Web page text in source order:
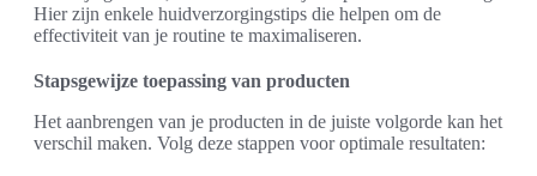
Hier zijn enkele huidverzorgingstips die helpen om de
effectiviteit van je routine te maximaliseren.
Stapsgewijze toepassing van producten
Het aanbrengen van je producten in de juiste volgorde kan het
verschil maken. Volg deze stappen voor optimale resultaten: